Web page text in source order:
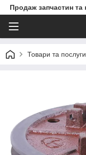
Продаж запчастин та
Товари та послуги